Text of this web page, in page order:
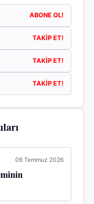
ABONE OL!
TAKIP ET!
TAKIP ET!
TAKIP ET!
06 Temmuz 2026